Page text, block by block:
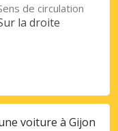
de circulation
la droite
voiture à Gijon
en un
eLink